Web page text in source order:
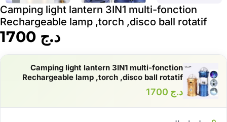
Camping light lantern 3IN1 multi-fonction
Rechargeable lamp ,torch ,disco ball rotatif
د.ج
Camping light lantern 3IN1 multi-fonction
Rechargeable lamp ,torch ,disco ball rotatif
د.ج